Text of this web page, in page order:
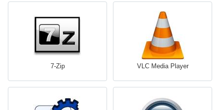
7-Zip VLC Media Player